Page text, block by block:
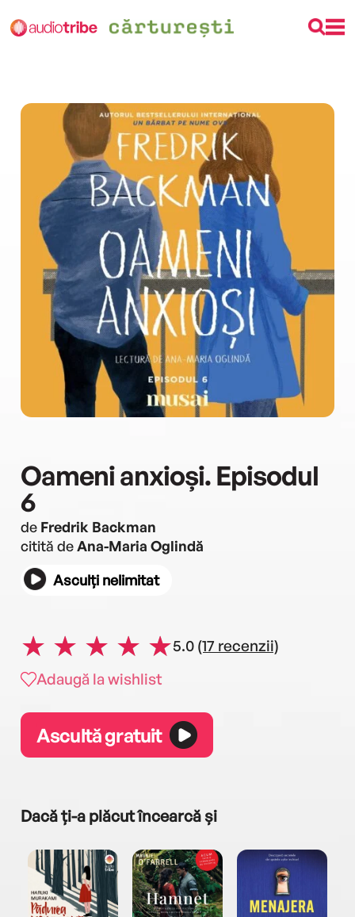
Oameni anxioși. Episodul
6
de Fredrik Backman
citită deAna-Maria Oglindă
Asculți nelimitat
5.0 (17 recenzii)
Adaugă la wishlist
Ascultă gratuit
Dacă ți-a plăcut încearcă și